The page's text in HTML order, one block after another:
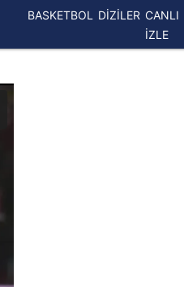
BASKETBOL DİZİLER CANLI
İZLE